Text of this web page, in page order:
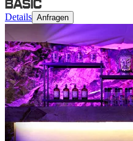
Details Anfragen